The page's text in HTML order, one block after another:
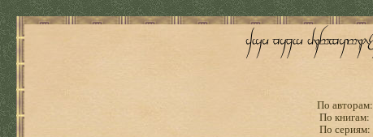
По авторам:
По книгам:
По сериям: